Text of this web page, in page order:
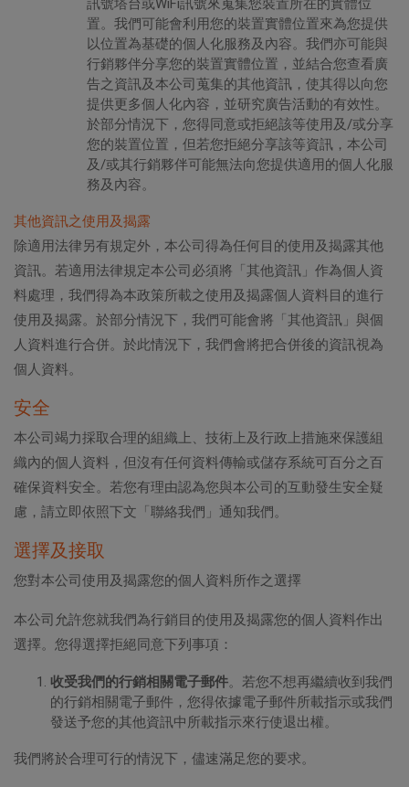
訊號塔台或WiFi訊號來蒐集您裝置所在的實體位
置。我們可能會利用您的裝置實體位置來為您提供
以位置為基礎的個人化服務及內容。我們亦可能與
行銷夥伴分享您的裝置實體位置，並結合您查看廣
告之資訊及本公司蒐集的其他資訊，使其得以向您
提供更多個人化內容，並研究廣告活動的有效性。
於部分情況下，您得同意或拒絕該等使用及/或分享
您的裝置位置，但若您拒絕分享該等資訊，本公司
及/或其行銷夥伴可能無法向您提供適用的個人化服
務及內容。
其他資訊之使用及揭露
除適用法律另有規定外，本公司得為任何目的使用及揭露其他
資訊。若適用法律規定本公司必須將「其他資訊」作為個人資
料處理，我們得為本政策所載之使用及揭露個人資料目的進行
使用及揭露。於部分情況下，我們可能會將「其他資訊」與個
人資料進行合併。於此情況下，我們會將把合併後的資訊視為
個人資料。
安全
本公司竭力採取合理的組織上、技術上及行政上措施來保護組
織內的個人資料，但沒有任何資料傳輸或儲存系統可百分之百
確保資料安全。若您有理由認為您與本公司的互動發生安全疑
慮，請立即依照下文「聯絡我們」通知我們。
選擇及接取
您對本公司使用及揭露您的個人資料所作之選擇
本公司允許您就我們為行銷目的使用及揭露您的個人資料作出
選擇。您得選擇拒絕同意下列事項：
收受我們的行銷相關電子郵件。若您不想再繼續收到我們
的行銷相關電子郵件，您得依據電子郵件所載指示或我們
發送予您的其他資訊中所載指示來行使退出權。
我們將於合理可行的情況下，儘速滿足您的要求。